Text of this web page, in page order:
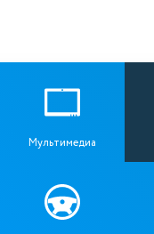
Мультимедиа